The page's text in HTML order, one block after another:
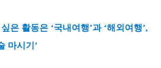
은 활동은 ‘국내여행’과 ‘해외여행’,
마시기’